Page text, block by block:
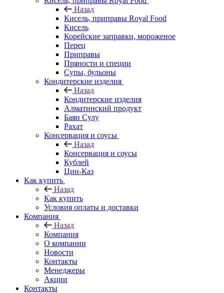
Назад
Кисель, приправы Royal Food
Кисель
Корейские заправки, мороженое
Перец
Приправы
Пряности и специи
Супы, бульоны
Кондитерские изделия
Назад
Кондитерские изделия
Алматинский продукт
Баян Сулу
Рахат
Консервация и соусы
Назад
Консервация и соусы
Кублей
Цин-Каз
Как купить
Назад
Как купить
Условия оплаты и доставки
Компания
Назад
Компания
О компании
Новости
Контакты
Менеджеры
Акции
Контакты